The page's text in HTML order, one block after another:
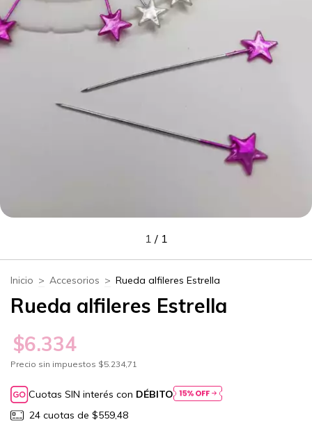
1 / 1
Inicio > Accesorios > Rueda alfileres Estrella
Rueda alfileres Estrella
$6.334
Precio sin impuestos $5.234,71
Cuotas SIN interés con DÉBITO
24 cuotas de $559,48